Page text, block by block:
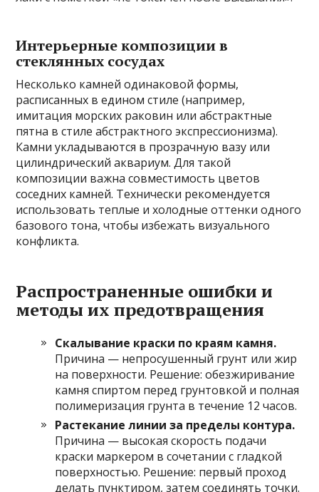
Интерьерные композиции в
стеклянных сосудах
Несколько камней одинаковой формы,
расписанных в едином стиле (например,
имитация морских раковин или абстрактные
пятна в стиле абстрактного экспрессионизма).
Камни укладываются в прозрачную вазу или
цилиндрический аквариум. Для такой
композиции важна совместимость цветов
соседних камней. Технически рекомендуется
использовать теплые и холодные оттенки одного
базового тона, чтобы избежать визуального
конфликта.
Распространенные ошибки и
методы их предотвращения
Скалывание краски по краям камня.
Причина — непросушенный грунт или жир
на поверхности. Решение: обезжиривание
камня спиртом перед грунтовкой и полная
полимеризация грунта в течение 12 часов.
Растекание линии за пределы контура.
Причина — высокая скорость подачи
краски маркером в сочетании с гладкой
поверхностью. Решение: первый проход
делать пунктиром, затем соединять точки.